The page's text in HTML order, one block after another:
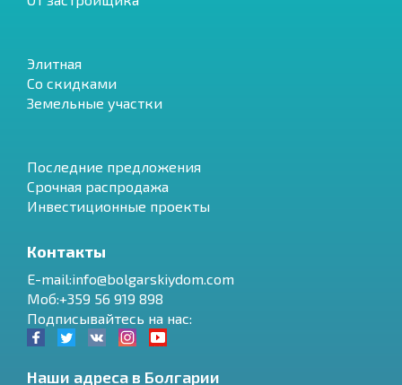
Элитная
Со скидками
Земельные участки
Последние предложения
Срочная распродажа
Инвестиционные проекты
Контакты
E-mail:info@bolgarskiydom.com
Моб:+359 56 919 898
Подписывайтесь на нас:
Наши адреса в Болгарии